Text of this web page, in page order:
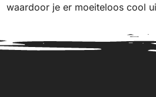
waardoor je er moeiteloos cool